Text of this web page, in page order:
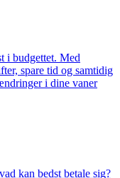
i budgettet. Med
spare tid og samtidig
i dine vaner
kan bedst betale sig?